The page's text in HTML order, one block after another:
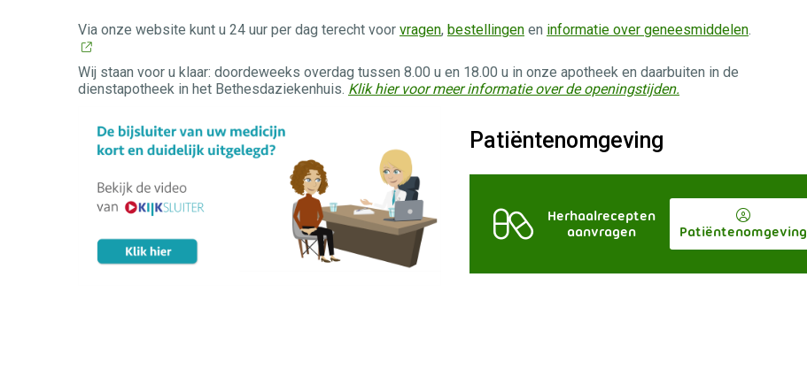
Via onze website kunt u 24 uur per dag terecht voor vragen, bestellingen en informatie over geneesmiddelen.
Wij staan voor u klaar: doordeweeks overdag tussen 8.00 u en 18.00 u in onze apotheek en daarbuiten in de
dienstapotheek in het Bethesdaziekenhuis. Klik hier voor meer informatie over de openingstijden.
Patiëntenomgeving
Herhaalrecepten
aanvragen
Patiëntenomgeving